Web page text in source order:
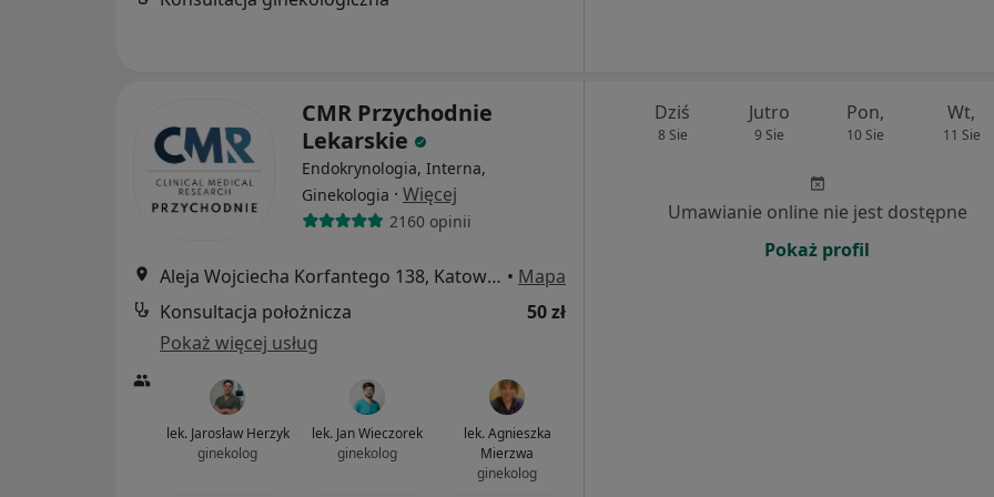
CMR Przychodnie
Lekarskie
Endokrynologia, Interna,
Ginekologia · Więcej
2160 opinii
Aleja Wojciecha Korfantego 138, Katowice • Mapa
Konsultacja położnicza
50 zł
Pokaż więcej usług
lek. Jarosław Herzyk
ginekolog
lek. Jan Wieczorek
ginekolog
lek. Agnieszka
Mierzwa
ginekolog
Dziś
8 Sie
Jutro
9 Sie
Pon,
10 Sie
Wt,
11 Sie
Umawianie online nie jest dostępne
Pokaż profil